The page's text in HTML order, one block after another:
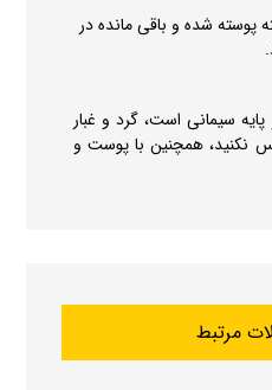
شده و باقی مانده در
سیمانی است، گرد و غبار
نکنید، همچنین با پوست و
مرتبط